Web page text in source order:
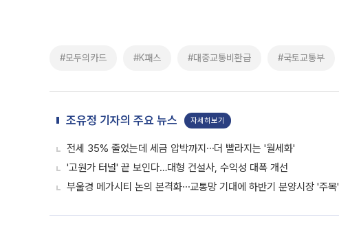
#모두의카드 #K패스 #대중교통비환급 #국토교통부
조유정 기자의 주요 뉴스 자세히보기
전세 35% 줄었는데 세금 압박까지⋯더 빨라지는 '월세화'
'고원가 터널' 끝 보인다…대형 건설사, 수익성 대폭 개선
부울경 메가시티 논의 본격화⋯교통망 기대에 하반기 분양시장 '주목'